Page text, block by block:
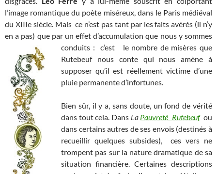
l’image romantique du poète miséreux, dans le Paris médiéval
du XIIIe siècle. Mais ce n’est pas tant par les faits avérés (il n’y
en a pas) que par un effet d’accumulation que nous y sommes
conduits : c’est le nombre de misères que
Rutebeuf nous conte qui nous amène à
supposer qu’il est réellement victime d’une
pluie permanente d’infortunes.
Bien sûr, il y a, sans doute, un fond de vérité
dans tout cela. Dans La Pauvreté Rutebeufou
dans certains autres de ses envois (destinés à
recueillir quelques subsides), ces vers ne
trompent pas sur la nature dramatique de sa
situation financière. Certaines descriptions